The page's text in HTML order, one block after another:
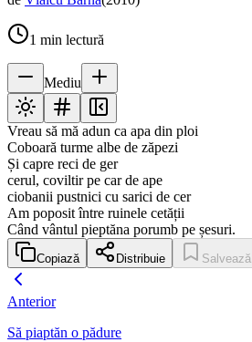
1 min lectură
Mediu
Vreau să mă adun ca apa din ploi
Coboară turme albe de zăpezi
Și capre reci de ger
cerul, coviltir pe car de ape
ciobanii pustnici cu sarici de cer
Am poposit între ruinele cetății
Când vântul pieptăna porumb pe șesuri.
Copiază Distribuie Salvează
Anterior
Să piaptăn o pădure